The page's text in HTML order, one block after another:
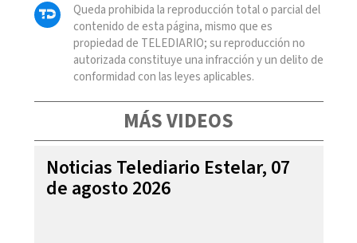
Queda prohibida la reproducción total o parcial del
contenido de esta página, mismo que es
propiedad de TELEDIARIO; su reproducción no
autorizada constituye una infracción y un delito de
conformidad con las leyes aplicables.
MÁS VIDEOS
Noticias Telediario Estelar, 07
de agosto 2026